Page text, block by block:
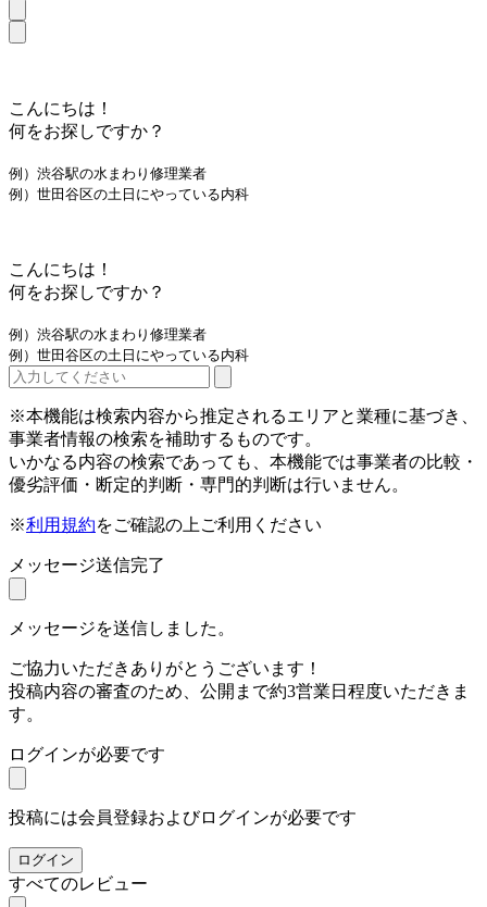
こんにちは！
何をお探しですか？
例）渋谷駅の水まわり修理業者
例）世田谷区の土日にやっている内科
こんにちは！
何をお探しですか？
例）渋谷駅の水まわり修理業者
例）世田谷区の土日にやっている内科
※本機能は検索内容から推定されるエリアと業種に基づき、
事業者情報の検索を補助するものです。
いかなる内容の検索であっても、本機能では事業者の比較・
優劣評価・断定的判断・専門的判断は行いません。
※利用規約をご確認の上ご利用ください
メッセージ送信完了
メッセージを送信しました。
ご協力いただきありがとうございます！
投稿内容の審査のため、公開まで約3営業日程度いただきま
す。
ログインが必要です
投稿には会員登録およびログインが必要です
ログイン
すべてのレビュー